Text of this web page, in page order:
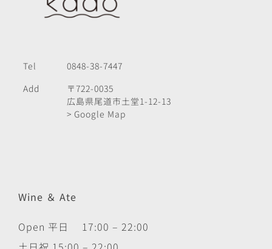
Tel
0848-38-7447
Add
〒722-0035
広島県尾道市土堂1-12-13
> Google Map
Wine ＆ Ate
Open 平日 17:00 – 22:00